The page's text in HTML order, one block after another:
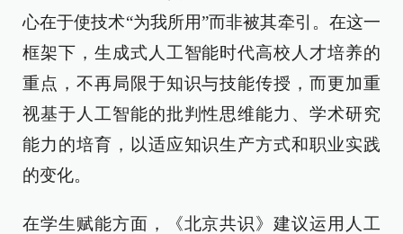
心在于使技术“为我所用”而非被其牵引。在这一
框架下，生成式人工智能时代高校人才培养的
重点，不再局限于知识与技能传授，而更加重
视基于人工智能的批判性思维能力、学术研究
能力的培育，以适应知识生产方式和职业实践
的变化。
在学生赋能方面，《北京共识》建议运用人工